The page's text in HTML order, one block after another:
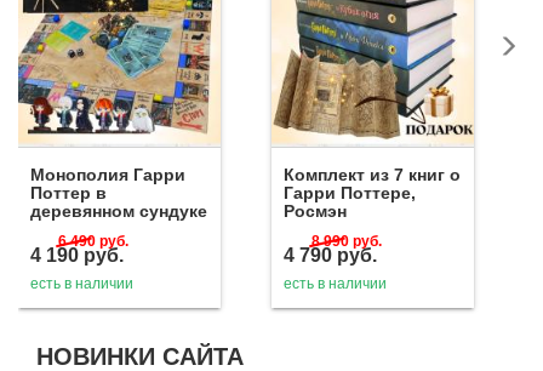
Монополия Гарри
Поттер в
деревянном сундуке
6 490 руб.
4 190 руб.
есть в наличии
Комплект из 7 книг о
Гарри Поттере,
Росмэн
8 990 руб.
4 790 руб.
есть в наличии
НОВИНКИ САЙТА